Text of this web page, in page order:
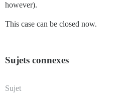
however).
This case can be closed now.
Sujets connexes
Sujet